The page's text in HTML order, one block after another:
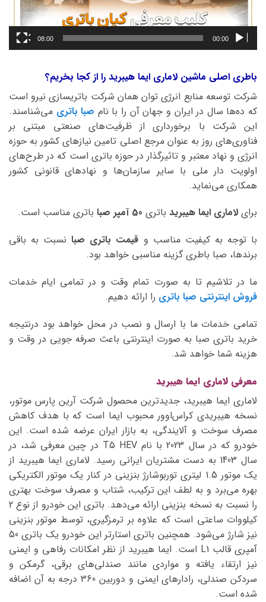
00:00
08:00
باطری اصلی ماشین لاماری ایما هیبرید را از کجا بخریم؟
شرکت توسعه منابع انرژی توان همان شرکت باتریسازی نیرو است
که ده‌ها سال در ایران و جهان آن را با نام صبا باتری می‌شناسند.
این شرکت با برخورداری از ظرفیت‌های صنعتی مبتنی بر
فناوری‌های روز به عنوان مرجع اصلی تامین نیازهای کشور به حوزه
انرژی و نهاد معتبر و تاثیرگذار در حوزه باتری است که در طرح‌های
اولویت دار ملی با سایر سازمان‌ها و نهادهای قانونی کشور
همکاری می‌نماید.
برای لاماری ایما هیبرید باتری
باتری مناسب است.
با توجه به کیفیت مناسب و قیمت باتری صبانسبت به باقی
برندها، صبا باطری گزینه مناسبی خواهد بود.
ما در تلاشیم تا به صورت تمام وقت و در تمامی ایام خدمات
فروش اینترنتی صبا باتری را ارائه دهیم.
تمامی خدمات ما با ارسال و نصب در محل خواهد بود درنتیجه
خرید باتری صبا به صورت اینترنتی باعث صرفه جویی در وقت و
هزینه شما خواهد شد.
معرفی لاماری ایما هیبرید
لاماری ایما هیبرید، جدیدترین محصول شرکت آرین پارس موتور،
نسخه هیبریدی کراس‌اوور محبوب ایما است که با هدف کاهش
مصرف سوخت و آلایندگی، به بازار ایران عرضه شده است. این
خودرو که در سال 2023 با نام T5 HEV در چین معرفی شد، در
سال 1403 به دست مشتریان ایرانی رسید. لاماری ایما هیبرید از
یک موتور 1.5 لیتری توربوشارژ بنزینی در کنار یک موتور الکتریکی
بهره می‌برد و به لطف این ترکیب، شتاب و مصرف سوخت بهتری
را نسبت به نسخه بنزینی ارائه می‌دهد. باتری این خودرو از نوع 2
کیلووات ساعتی است که علاوه بر ترمزگیری، توسط موتور بنزینی
نیز شارژ می‌شود. همچنین باتری استارتر این خودرو یک باتری 50
آمپری قالب L1 است. ایما هیبرید از نظر امکانات رفاهی و ایمنی
نیز ارتقاء یافته و مواردی مانند صندلی‌های برقی، گرمکن و
سردکن صندلی، رادارهای ایمنی و دوربین 360 درجه به آن اضافه
شده است.